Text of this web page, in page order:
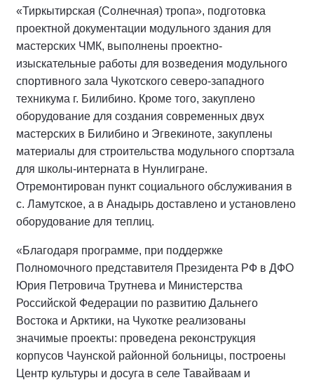
«Тиркытирская (Солнечная) тропа», подготовка
проектной документации модульного здания для
мастерских ЧМК, выполнены проектно-
изыскательные работы для возведения модульного
спортивного зала Чукотского северо-западного
техникума г. Билибино. Кроме того, закуплено
оборудование для создания современных двух
мастерских в Билибино и Эгвекиноте, закуплены
материалы для строительства модульного спортзала
для школы-интерната в Нунлигране.
Отремонтирован пункт социального обслуживания в
с. Ламутское, а в Анадырь доставлено и установлено
оборудование для теплиц.
«Благодаря программе, при поддержке
Полномочного представителя Президента РФ в ДФО
Юрия Петровича Трутнева и Министерства
Российской Федерации по развитию Дальнего
Востока и Арктики, на Чукотке реализованы
значимые проекты: проведена реконструкция
корпусов Чаунской районной больницы, построены
Центр культуры и досуга в селе Тавайваам и